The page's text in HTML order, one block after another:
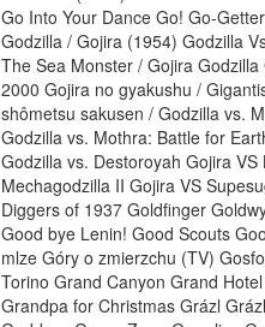
Go Into Your Dance Go! Go-
Godzilla / Gojira (1954) Godzilla
The Sea Monster / Gojira
2000 Gojira no gyakushu /
shômetsu sakusen / Godzilla vs.
Godzilla vs. Mothra: Battle for
Godzilla vs. Destoroyah Gojira
Mechagodzilla II Gojira VS
Diggers of 1937 Goldfinger
Good bye Lenin! Good Scouts
mlze Góry o zmierzchu (TV)
Torino Grand Canyon Grand
Grandpa for Christmas Grázl